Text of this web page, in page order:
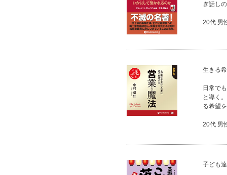
ぎ話し
20代 男
生きる
日常で
と導く
る希望
20代 男
子ども